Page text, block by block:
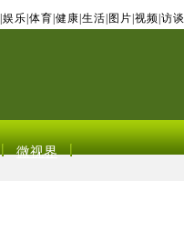
娱乐 体育 健康 生活 图片 视频 访谈
微视界